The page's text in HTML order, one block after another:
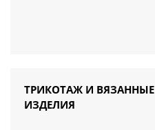
ТРИКОТАЖ И ВЯЗАННЫЕ
ИЗДЕЛИЯ